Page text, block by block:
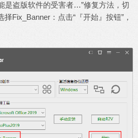
是盗版软件的受害者…”修复方法，切
择Fix_Banner：点击“『开始』按钮”，